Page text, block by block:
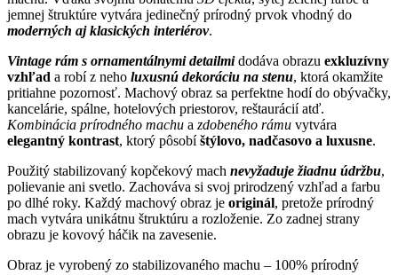
jemnej štruktúre vytvára jedinečný prírodný prvok vhodný do
moderných aj klasických interiérov.
Vintage rám s ornamentálnymi detailmidodáva obrazu exkluzívny
vzhľad a robí z neho luxusnú dekoráciu na stenu, ktorá okamžite
pritiahne pozornosť. Machový obraz sa perfektne hodí do obývačky,
kancelárie, spálne, hotelových priestorov, reštaurácií atď.
Kombinácia prírodného machu a zdobeného rámu vytvára
elegantný kontrast, ktorý pôsobíštýlovo, nadčasovo a luxusne.
Použitý stabilizovaný kopčekový mach nevyžaduje žiadnu údržbu,
polievanie ani svetlo. Zachováva si svoj prirodzený vzhľad a farbu
po dlhé roky. Každý machový obraz je originál, pretože prírodný
mach vytvára unikátnu štruktúru a rozloženie. Zo zadnej strany
obrazu je kovový háčik na zavesenie.
Obraz je vyrobený zo stabilizovaného machu – 100% prírodný